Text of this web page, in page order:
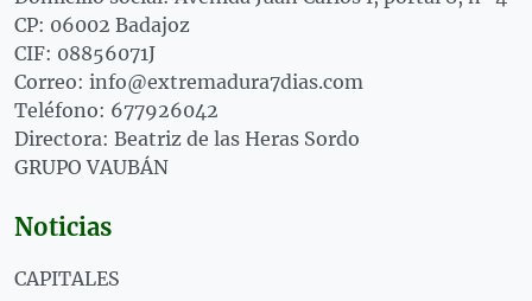
CP: 06002 Badajoz
CIF: 08856071J
Correo: info@extremadura7dias.com
Teléfono: 677926042
Directora: Beatriz de las Heras Sordo
GRUPO VAUBÁN
Noticias
CAPITALES